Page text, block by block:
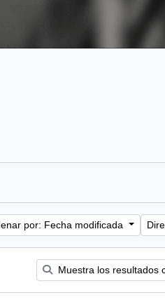
por: Fecha modificada
Muestra los resultados